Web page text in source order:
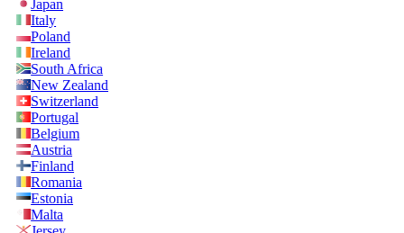
Japan
Italy
Poland
Ireland
South Africa
New Zealand
Switzerland
Portugal
Belgium
Austria
Finland
Romania
Estonia
Malta